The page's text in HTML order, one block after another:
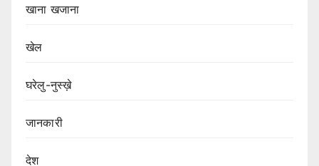
खाना खजाना
खेल
घरेलु-नुस्ख़े
जानकारी
देश